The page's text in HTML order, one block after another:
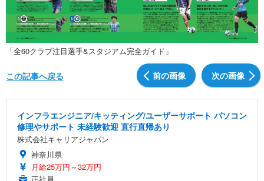
「全60クラブ注目選手&スタジアム完全ガイド」
前の画像 次の画像
この記事へ戻る
インフラエンジニア/キッティング/ユーザーサポート パソコン
修理やサポート 未経験歓迎 直行直帰あり
株式会社キャリアジャパン
神奈川県
月給25万円～32万円